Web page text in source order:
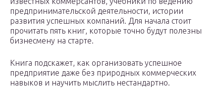
предпринимательской деятельности, истории
развития успешных компаний. Для начала стоит
прочитать пять книг, которые точно будут полезны
бизнесмену на старте.
Книга подскажет, как организовать успешное
предприятие даже без природных коммерческих
навыков и научить мыслить нестандартно.